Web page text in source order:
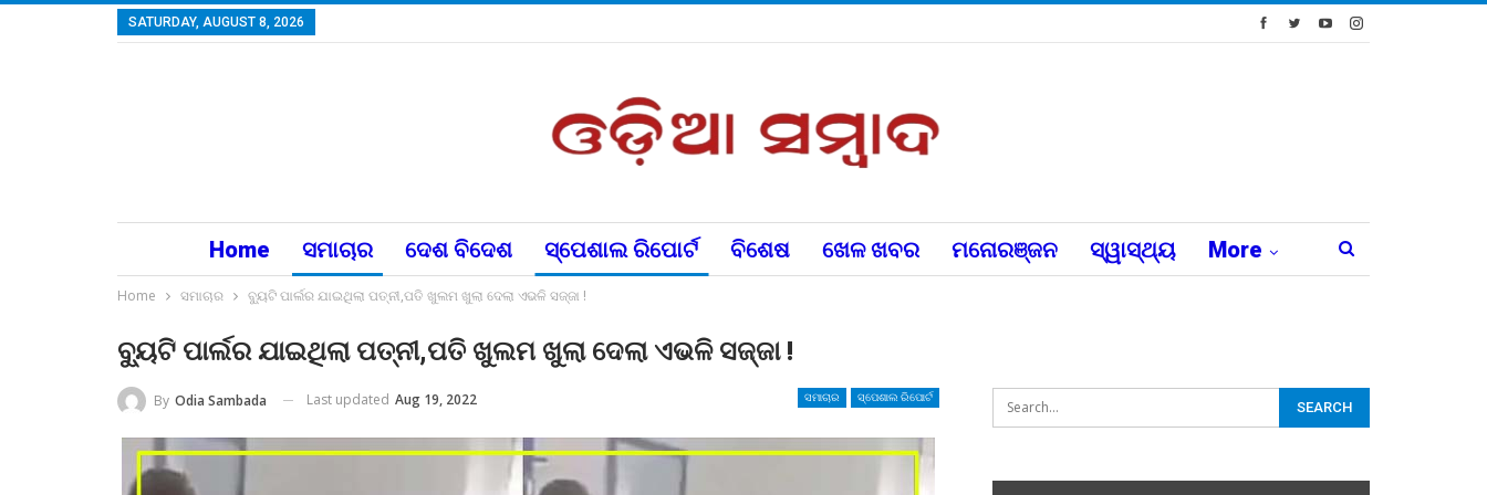
SATURDAY, AUGUST 8, 2026
Home ସମାଚାର ଦେଶ ବିଦେଶ ସ୍ପେଶାଲ ରିପୋର୍ଟ ବିଶେଷ ଖେଳ ଖବର ମନୋରଞ୍ଜନ ସ୍ୱାସ୍ଥ୍ୟ More
Home ସମାଚାର ବ୍ୟୁଟି ପାର୍ଲର ଯାଇଥିଲା ପତ୍ନୀ,ପତି ଖୁଲମ ଖୁଲା ଦେଲା ଏଭଳି ସଜ୍ଜା !
ବ୍ୟୁଟି ପାର୍ଲର ଯାଇଥିଲା ପତ୍ନୀ,ପତି ଖୁଲମ ଖୁଲା ଦେଲା ଏଭଳି ସଜ୍ଜା !
ସମାଚାର ସ୍ପେଶାଲ ରିପୋର୍ଟ
By Odia Sambada Last updated Aug 19, 2022